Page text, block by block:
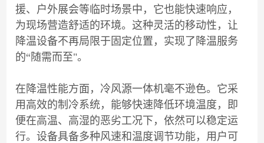
援、户外展会等临时场景中，它也能快速响应，
为现场营造舒适的环境。这种灵活的移动性，让
降温设备不再局限于固定位置，实现了降温服务
的“随需而至"。
在降温性能方面，冷风源一体机毫不逊色。它采
用高效的制冷系统，能够快速降低环境温度，即
便在高温、高湿的恶劣工况下，依然可以稳定运
行。设备具备多种风速和温度调节功能，用户可